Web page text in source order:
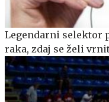
Legendarni selektor
raka, zdaj se želi